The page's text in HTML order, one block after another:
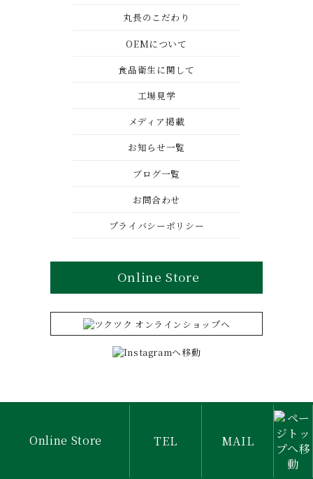
丸長のこだわり
OEMについて
食品衛生に関して
工場見学
メディア掲載
お知らせ一覧
ブログ一覧
お問合わせ
プライバシーポリシー
Online Store
Copyright © 丸長. All Rights Reserved.
Online Store TEL MAIL